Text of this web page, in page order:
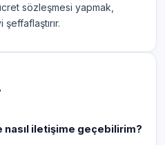
sözleşmesi yapmak,
nasıl iletişime geçebilirim?